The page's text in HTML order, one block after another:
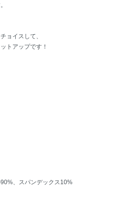
ョイスして、
トアップです！
、スパンデックス10%